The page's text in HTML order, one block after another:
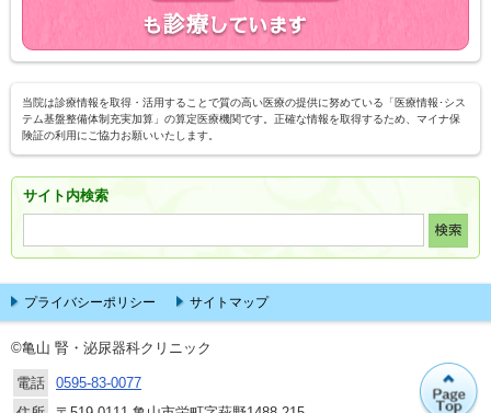
当院は診療情報を取得・活用することで質の高い医療の提供に努めている「医療情報･シス
テム基盤整備体制充実加算」の算定医療機関です。正確な情報を取得するため、マイナ保
険証の利用にご協力お願いいたします。
サイト内検索
プライバシーポリシー サイトマップ
©亀山 腎・泌尿器科クリニック
電話
0595-83-0077